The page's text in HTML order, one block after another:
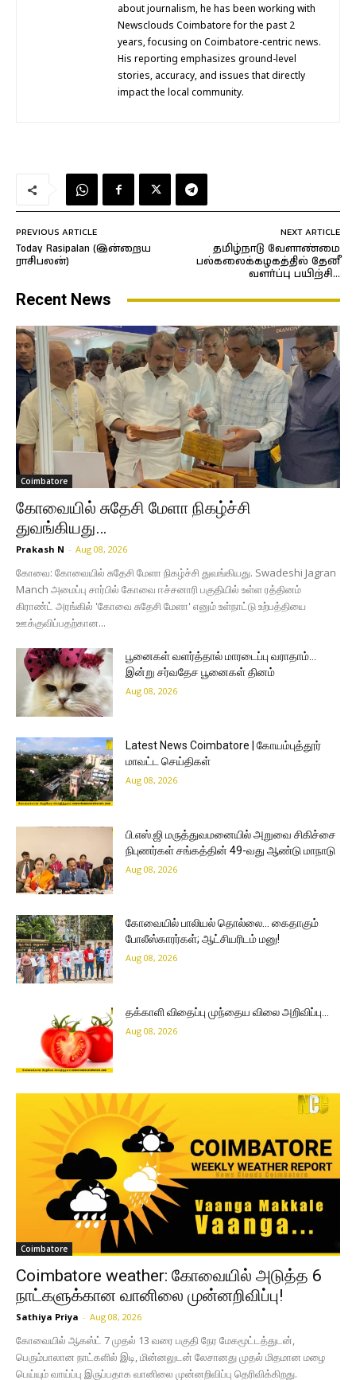
about journalism, he has been working with
Newsclouds Coimbatore for the past 2
years, focusing on Coimbatore-centric news.
His reporting emphasizes ground-level
stories, accuracy, and issues that directly
impact the local community.
PREVIOUS ARTICLE
Today Rasipalan (இன்றைய
ராசிபலன்)
NEXT ARTICLE
தமிழ்நாடு வேளாண்மை
பல்கலைக்கழகத்தில் தேனீ
வளர்ப்பு பயிற்சி…
Recent News
Coimbatore
கோவையில் சுதேசி மேளா நிகழ்ச்சி
துவங்கியது…
Prakash N - Aug 08, 2026
கோவை: கோவையில் சுதேசி மேளா நிகழ்ச்சி துவங்கியது. Swadeshi Jagran
Manch அமைப்பு சார்பில் கோவை ஈச்சனாரி பகுதியில் உள்ள ரத்தினம்
கிராண்ட் அரங்கில் 'கோவை சுதேசி மேளா' எனும் உள்நாட்டு உற்பத்தியை
ஊக்குவிப்பதற்கான...
பூனைகள் வளர்த்தால் மாரடைப்பு வராதாம்…
இன்று சர்வதேச பூனைகள் தினம்
Aug 08, 2026
Latest News Coimbatore | கோயம்புத்தூர்
மாவட்ட செய்திகள்
Aug 08, 2026
பி.எஸ்.ஜி மருத்துவமனையில் அறுவை சிகிச்சை
நிபுணர்கள் சங்கத்தின் 49-வது ஆண்டு மாநாடு
Aug 08, 2026
கோவையில் பாலியல் தொல்லை… கைதாகும்
போலீஸ்காரர்கள்; ஆட்சியரிடம் மனு!
Aug 08, 2026
தக்காளி விதைப்பு முந்தைய விலை அறிவிப்பு…
Aug 08, 2026
Coimbatore
Coimbatore weather: கோவையில் அடுத்த 6
நாட்களுக்கான வானிலை முன்னறிவிப்பு!
Sathiya Priya - Aug 08, 2026
கோவையில் ஆகஸ்ட் 7 முதல் 13 வரை பகுதி நேர மேகமூட்டத்துடன்,
பெரும்பாலான நாட்களில் இடி, மின்னலுடன் லேசானது முதல் மிதமான மழை
பெய்யும் வாய்ப்பு இருப்பதாக வானிலை முன்னறிவிப்பு தெரிவிக்கிறது.